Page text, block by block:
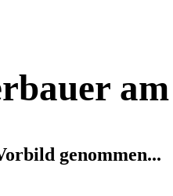
genommen...